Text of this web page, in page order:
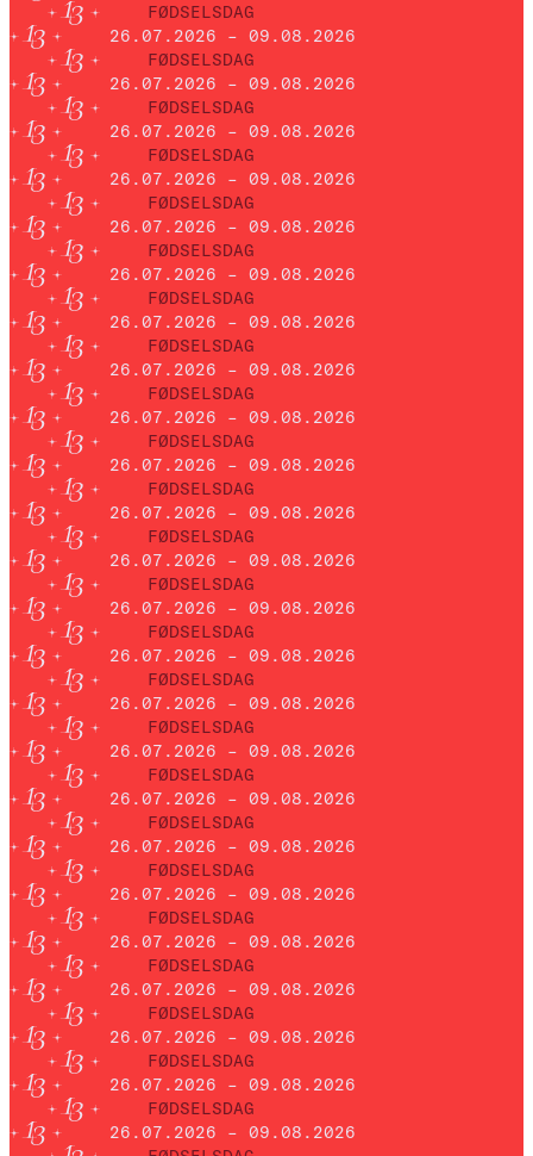
FØDSELSDAG
26.07.2026 – 09.08.2026
FØDSELSDAG
26.07.2026 – 09.08.2026
FØDSELSDAG
26.07.2026 – 09.08.2026
FØDSELSDAG
26.07.2026 – 09.08.2026
FØDSELSDAG
26.07.2026 – 09.08.2026
FØDSELSDAG
26.07.2026 – 09.08.2026
FØDSELSDAG
26.07.2026 – 09.08.2026
FØDSELSDAG
26.07.2026 – 09.08.2026
FØDSELSDAG
26.07.2026 – 09.08.2026
FØDSELSDAG
26.07.2026 – 09.08.2026
FØDSELSDAG
26.07.2026 – 09.08.2026
FØDSELSDAG
26.07.2026 – 09.08.2026
FØDSELSDAG
26.07.2026 – 09.08.2026
FØDSELSDAG
26.07.2026 – 09.08.2026
FØDSELSDAG
26.07.2026 – 09.08.2026
FØDSELSDAG
26.07.2026 – 09.08.2026
FØDSELSDAG
26.07.2026 – 09.08.2026
FØDSELSDAG
26.07.2026 – 09.08.2026
FØDSELSDAG
26.07.2026 – 09.08.2026
FØDSELSDAG
26.07.2026 – 09.08.2026
FØDSELSDAG
26.07.2026 – 09.08.2026
FØDSELSDAG
26.07.2026 – 09.08.2026
FØDSELSDAG
26.07.2026 – 09.08.2026
FØDSELSDAG
26.07.2026 – 09.08.2026